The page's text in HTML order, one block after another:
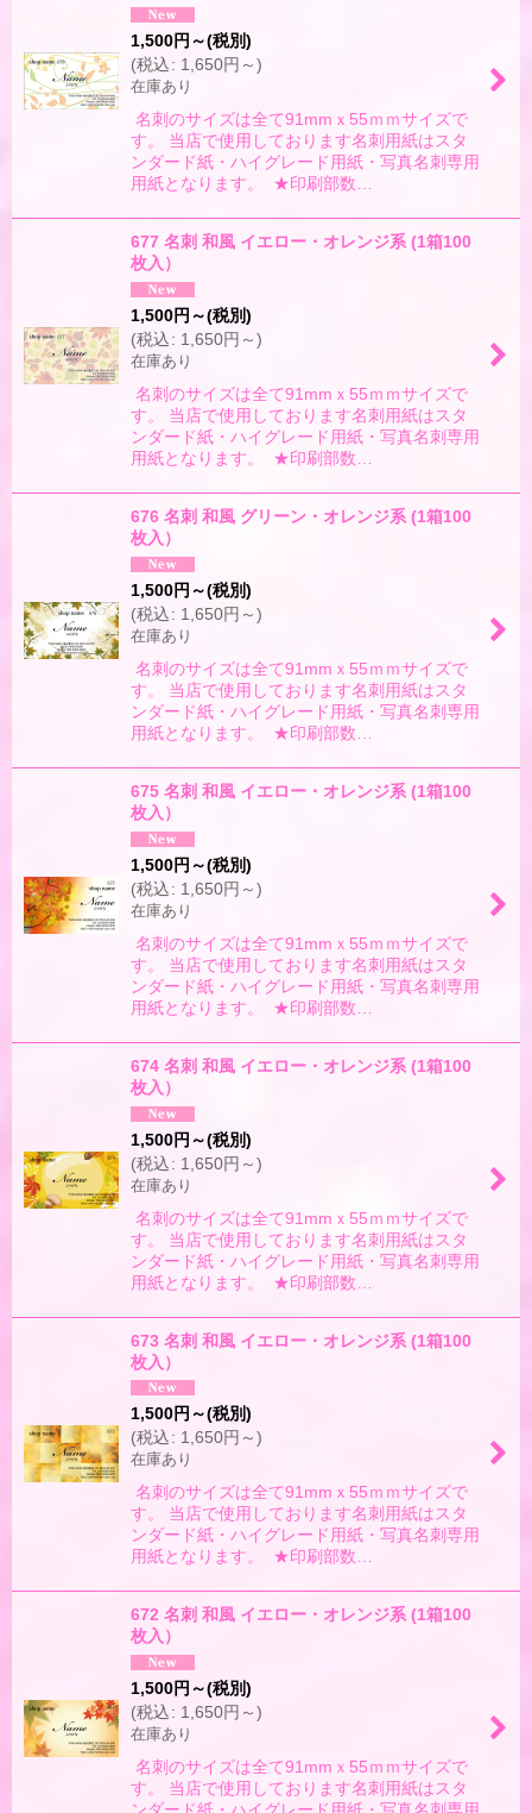
1,500円 ～(税別)
(税込: 1,650円 ～)
在庫あり
名刺のサイズは全て91mmｘ55ｍｍサイズで
す。 当店で使用しております名刺用紙はスタ
ンダード紙・ハイグレード用紙・写真名刺専用
用紙となります。 ★印刷部数…
677 名刺 和風 イエロー・オレンジ系 (1箱100
枚入）
1,500円 ～(税別)
(税込: 1,650円 ～)
在庫あり
名刺のサイズは全て91mmｘ55ｍｍサイズで
す。 当店で使用しております名刺用紙はスタ
ンダード紙・ハイグレード用紙・写真名刺専用
用紙となります。 ★印刷部数…
676 名刺 和風 グリーン・オレンジ系 (1箱100
枚入）
1,500円 ～(税別)
(税込: 1,650円 ～)
在庫あり
名刺のサイズは全て91mmｘ55ｍｍサイズで
す。 当店で使用しております名刺用紙はスタ
ンダード紙・ハイグレード用紙・写真名刺専用
用紙となります。 ★印刷部数…
675 名刺 和風 イエロー・オレンジ系 (1箱100
枚入）
1,500円 ～(税別)
(税込: 1,650円 ～)
在庫あり
名刺のサイズは全て91mmｘ55ｍｍサイズで
す。 当店で使用しております名刺用紙はスタ
ンダード紙・ハイグレード用紙・写真名刺専用
用紙となります。 ★印刷部数…
674 名刺 和風 イエロー・オレンジ系 (1箱100
枚入）
1,500円 ～(税別)
(税込: 1,650円 ～)
在庫あり
名刺のサイズは全て91mmｘ55ｍｍサイズで
す。 当店で使用しております名刺用紙はスタ
ンダード紙・ハイグレード用紙・写真名刺専用
用紙となります。 ★印刷部数…
673 名刺 和風 イエロー・オレンジ系 (1箱100
枚入）
1,500円 ～(税別)
(税込: 1,650円 ～)
在庫あり
名刺のサイズは全て91mmｘ55ｍｍサイズで
す。 当店で使用しております名刺用紙はスタ
ンダード紙・ハイグレード用紙・写真名刺専用
用紙となります。 ★印刷部数…
672 名刺 和風 イエロー・オレンジ系 (1箱100
枚入）
1,500円 ～(税別)
(税込: 1,650円 ～)
在庫あり
名刺のサイズは全て91mmｘ55ｍｍサイズで
す。 当店で使用しております名刺用紙はスタ